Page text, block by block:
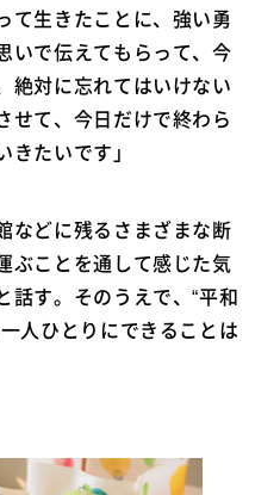
て生きたことに、強い勇
いで伝えてもらって、今
絶対に忘れてはいけない
せて、今日だけで終わら
たいです」
などに残るさまざまな断
ぶことを通して感じた気
話す。そのうえで、“平和
人ひとりにできることは